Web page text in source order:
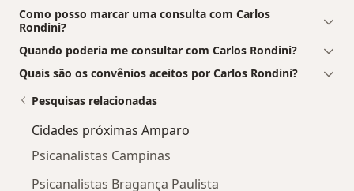
Como posso marcar uma consulta com Carlos
Rondini?
Quando poderia me consultar com Carlos Rondini?
Quais são os convênios aceitos por Carlos Rondini?
Pesquisas relacionadas
Cidades próximas Amparo
Psicanalistas Campinas
Psicanalistas Bragança Paulista